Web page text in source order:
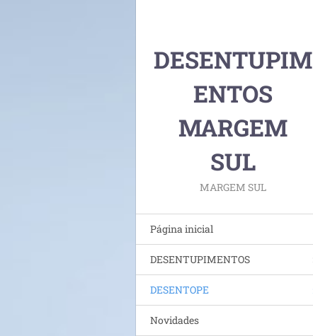
DESENTUPIM
ENTOS
MARGEM
SUL
MARGEM SUL
Página inicial
DESENTUPIMENTOS
DESENTOPE
Novidades